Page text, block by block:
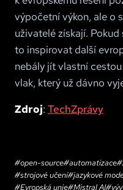
výpočetní výkon, ale o
uživatelé získají.
to inspirovat další
nebály jít vlastní
vlak, který už dávno
Zdroj: TechZprávy
#open-source#automatizace#
#strojové učení#jazykové
#Evropská unie#Mistral AI#